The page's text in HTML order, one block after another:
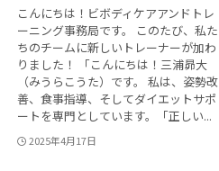
こんにちは！ビボディケアアンドトレ
ーニング事務局です。 このたび、私た
ちのチームに新しいトレーナーが加わ
りました！ 「こんにちは！三浦昴大
（みうらこうた）です。 私は、姿勢改
善、食事指導、そしてダイエットサポ
ートを専門としています。「正しい...
2025年4月17日